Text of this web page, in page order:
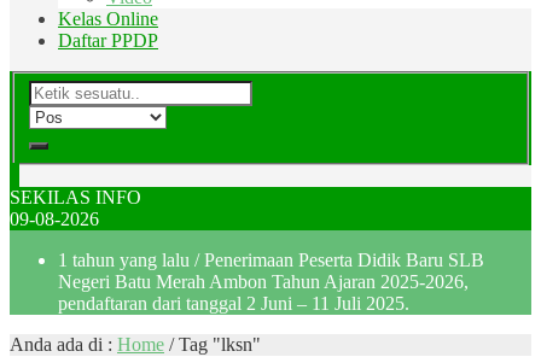
Kelas Online
Daftar PPDP
SEKILAS INFO
09-08-2026
1 tahun yang lalu / Penerimaan Peserta Didik Baru SLB
Negeri Batu Merah Ambon Tahun Ajaran 2025-2026,
pendaftaran dari tanggal 2 Juni – 11 Juli 2025.
Anda ada di : Home /Tag "lksn"